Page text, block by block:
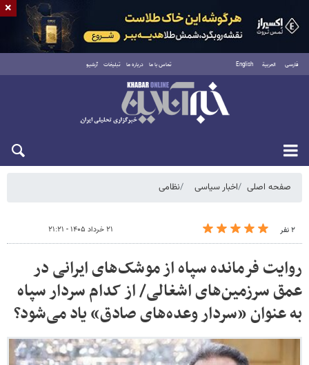
فارسی العربية English تماس با ما درباره ما تبلیغات آرشیو
شنبه ۱۷ مرداد ۱۴۰۵
صفحه اصلی اخبار سیاسی نظامی
۲ نفر ۲۱ خرداد ۱۴۰۵ - ۲۱:۲۱
روایت فرمانده سپاه از موشک‌های ایرانی در
عمق سرزمین‌های اشغالی/ از کدام سردار سپاه
به عنوان «سردار وعده‌های صادق» یاد می‌شود؟
×